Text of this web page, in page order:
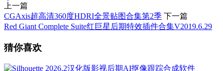
上一篇
CGAxis超高清360度HDRI全景贴图合集第2季 下一篇
Red Giant Complete Suite红巨星后期特效插件合集V2019.6.29
猜你喜欢